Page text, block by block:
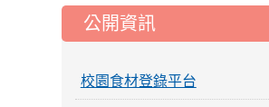
公開資訊
校園食材登錄平台